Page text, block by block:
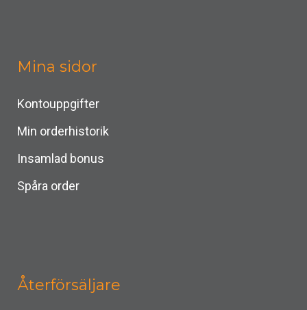
Mina sidor
Kontouppgifter
Min orderhistorik
Insamlad bonus
Spåra order
Återförsäljare